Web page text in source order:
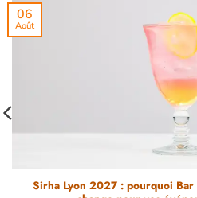
Sirha Lyon 2027 : pourquoi
06
Août